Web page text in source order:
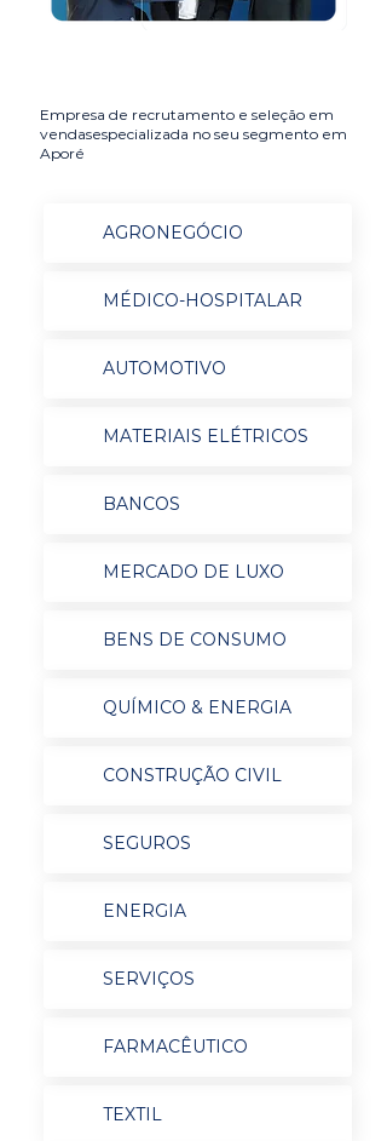
Empresa de recrutamento e seleção em
vendasespecializada no seu segmento em
Aporé
AGRONEGÓCIO
MÉDICO-HOSPITALAR
AUTOMOTIVO
MATERIAIS ELÉTRICOS
BANCOS
MERCADO DE LUXO
BENS DE CONSUMO
QUÍMICO & ENERGIA
CONSTRUÇÃO CIVIL
SEGUROS
ENERGIA
SERVIÇOS
FARMACÊUTICO
TEXTIL